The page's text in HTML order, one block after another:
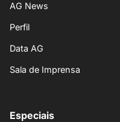
AG News
Perfil
Data AG
Sala de Imprensa
Especiais